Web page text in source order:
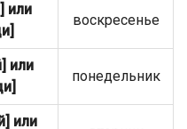
или
воскресенье
или
понедельник
или